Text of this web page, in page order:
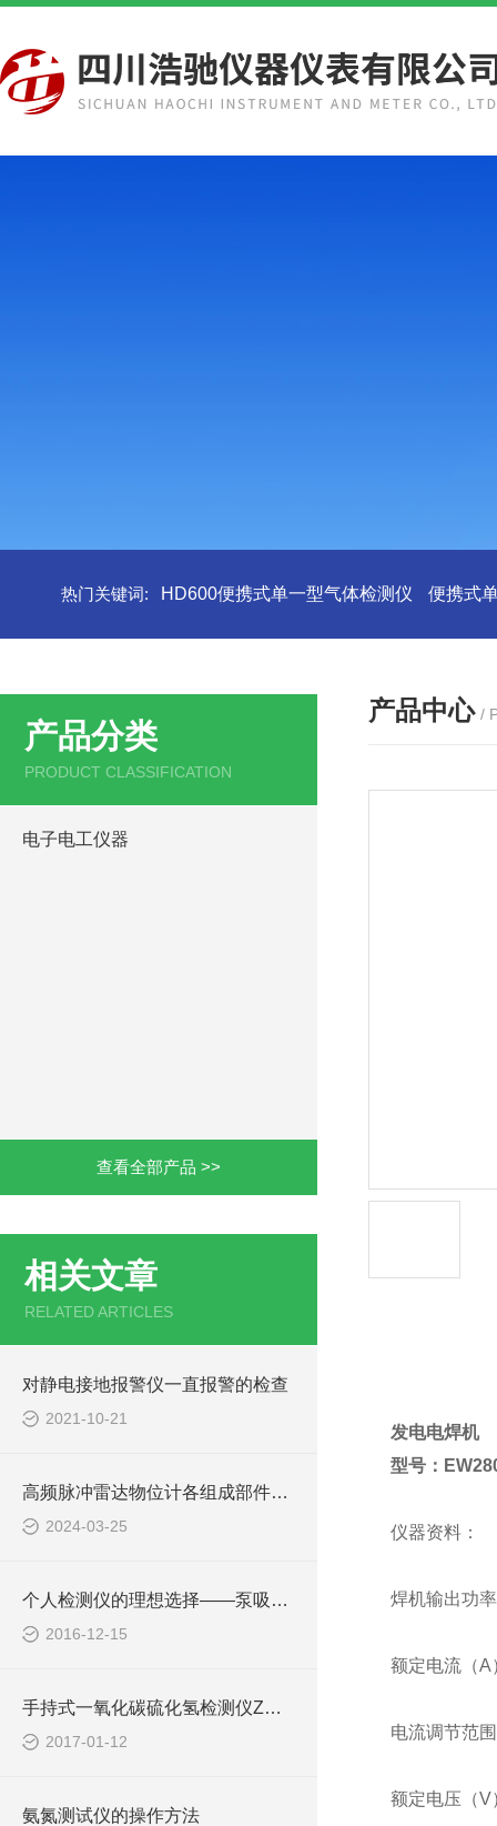
热门关键词: HD600便携式单一型气体检测仪 便携式
产品分类
PRODUCT CLASSIFICATION
电子电工仪器
查看全部产品 >>
相关文章
RELATED ARTICLES
对静电接地报警仪一直报警的检查
2021-10-21
高频脉冲雷达物位计各组成部件的功能特点分享
2024-03-25
个人检测仪的理想选择——泵吸式气体检测仪
2016-12-15
手持式一氧化碳硫化氢检测仪Z大限度减少测量误差
2017-01-12
氨氮测试仪的操作方法
产品中心 /
发电电焊机
型号：
仪器资料：
焊机输出功
额定电流（A
电流调节范
额定电压（V